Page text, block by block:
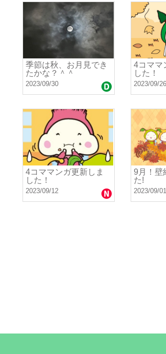
季節は秋、お月見でき
たかな？＾＾
2023/09/30
4コママ
した！
2023/09/26
4コママンガ更新しま
した！
2023/09/12
9月！壁
た!
2023/09/01